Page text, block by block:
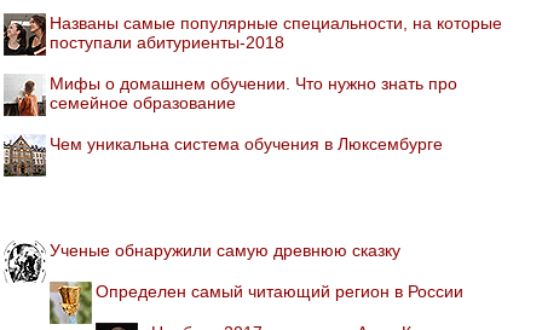
Названы самые популярные специальности, на которые
поступали абитуриенты-2018
Мифы о домашнем обучении. Что нужно знать про
семейное образование
Чем уникальна система обучения в Люксембурге
Ученые обнаружили самую древнюю сказку
Определен самый читающий регион в России